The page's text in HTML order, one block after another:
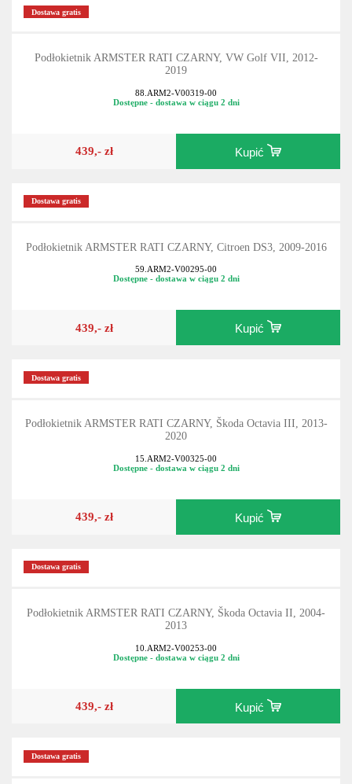
Dostawa gratis
Podłokietnik ARMSTER RATI CZARNY, VW Golf VII, 2012-
2019
88.ARM2-V00319-00
Dostępne - dostawa w ciągu 2 dni
439,- zł Kupić
Dostawa gratis
Podłokietnik ARMSTER RATI CZARNY, Citroen DS3, 2009-2016
59.ARM2-V00295-00
Dostępne - dostawa w ciągu 2 dni
439,- zł Kupić
Dostawa gratis
Podłokietnik ARMSTER RATI CZARNY, Škoda Octavia III, 2013-
2020
15.ARM2-V00325-00
Dostępne - dostawa w ciągu 2 dni
439,- zł Kupić
Dostawa gratis
Podłokietnik ARMSTER RATI CZARNY, Škoda Octavia II, 2004-
2013
10.ARM2-V00253-00
Dostępne - dostawa w ciągu 2 dni
439,- zł Kupić
Dostawa gratis